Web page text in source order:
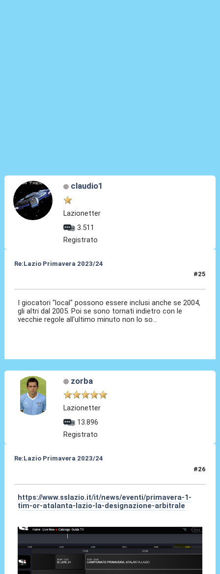
claudio1
Lazionetter
3.511
Registrato
Re:Lazio Primavera 2023/24
#25
I giocatori "local" possono essere inclusi anche se 2004,
gli altri dal 2005. Poi se sono tornati indietro con le
vecchie regole all'ultimo minuto non lo so...
zorba
Lazionetter
13.896
Registrato
Re:Lazio Primavera 2023/24
#26
https://www.sslazio.it/it/news/eventi/primavera-1-
tim-or-atalanta-lazio-la-designazione-arbitrale